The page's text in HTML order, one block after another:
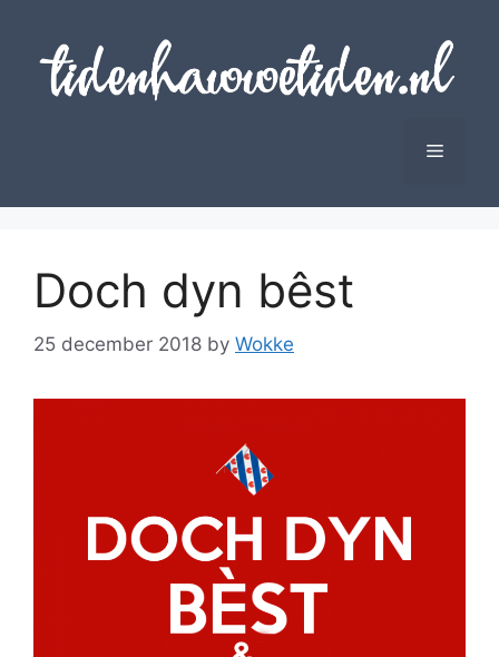
content
Menu
Doch dyn bêst
25 december 2018 by Wokke